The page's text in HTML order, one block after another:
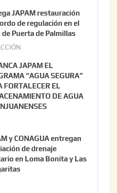
JAPAM restauración
de regulación en el
de Puerta de Palmillas
i
o
2
2
0
JAPAM EL
“AGUA SEGURA”
FORTALECER EL
DE AGUA
y CONAGUA entregan
de drenaje
en Loma Bonita y Las